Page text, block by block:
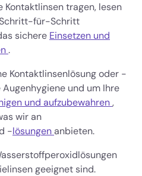
Kontaktlinsen tragen, lesen
für-Schritt
sichere Einsetzen und
.
Kontaktlinsenlösung oder -
und um Ihre
und aufzubewahren,
wir an
-lösungenanbieten.
geeignet sind.